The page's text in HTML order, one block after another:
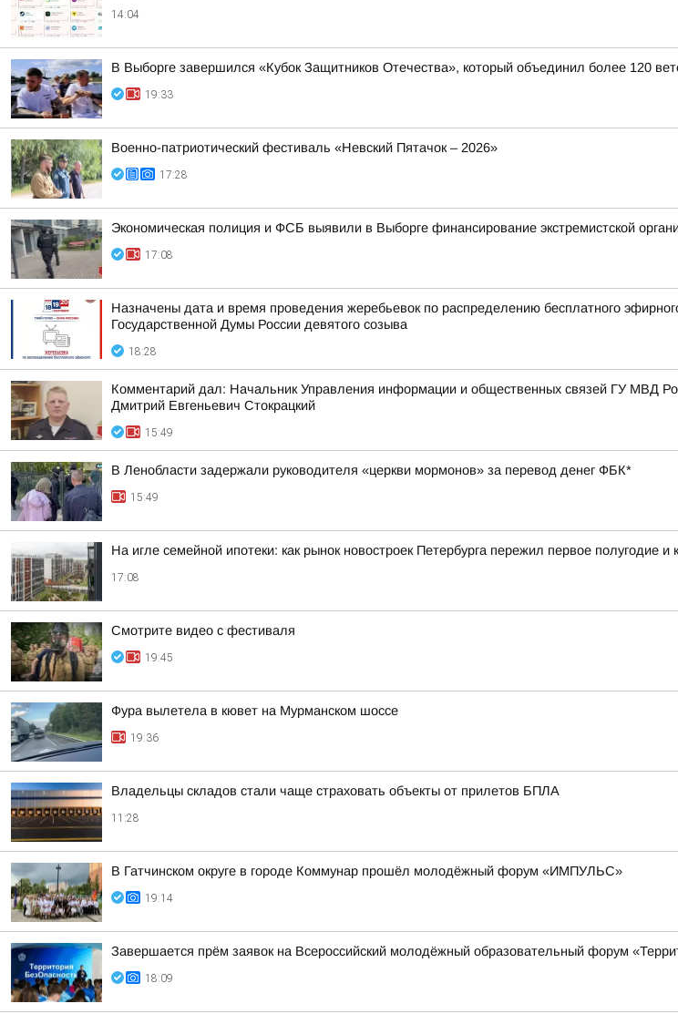
14:04
В Выборге завершился «Кубок Защитников Отечества», который объединил более 120
19:33
Военно-патриотический фестиваль «Невский Пятачок – 2026»
17:28
Экономическая полиция и ФСБ выявили в Выборге финансирование экстремистской
17:08
Назначены дата и время проведения жеребьевок по распределению бесплатного
Государственной Думы России девятого созыва
18:28
Комментарий дал: Начальник Управления информации и общественных связей ГУ МВД
Дмитрий Евгеньевич Стокрацкий
15:49
В Ленобласти задержали руководителя «церкви мормонов» за перевод денег ФБК*
15:49
На игле семейной ипотеки: как рынок новостроек Петербурга пережил первое полугодие и
17:08
Смотрите видео с фестиваля
19:45
Фура вылетела в кювет на Мурманском шоссе
19:36
Владельцы складов стали чаще страховать объекты от прилетов БПЛА
11:28
В Гатчинском округе в городе Коммунар прошёл молодёжный форум «ИМПУЛЬС»
19:14
Завершается прём заявок на Всероссийский молодёжный образовательный форум
18:09